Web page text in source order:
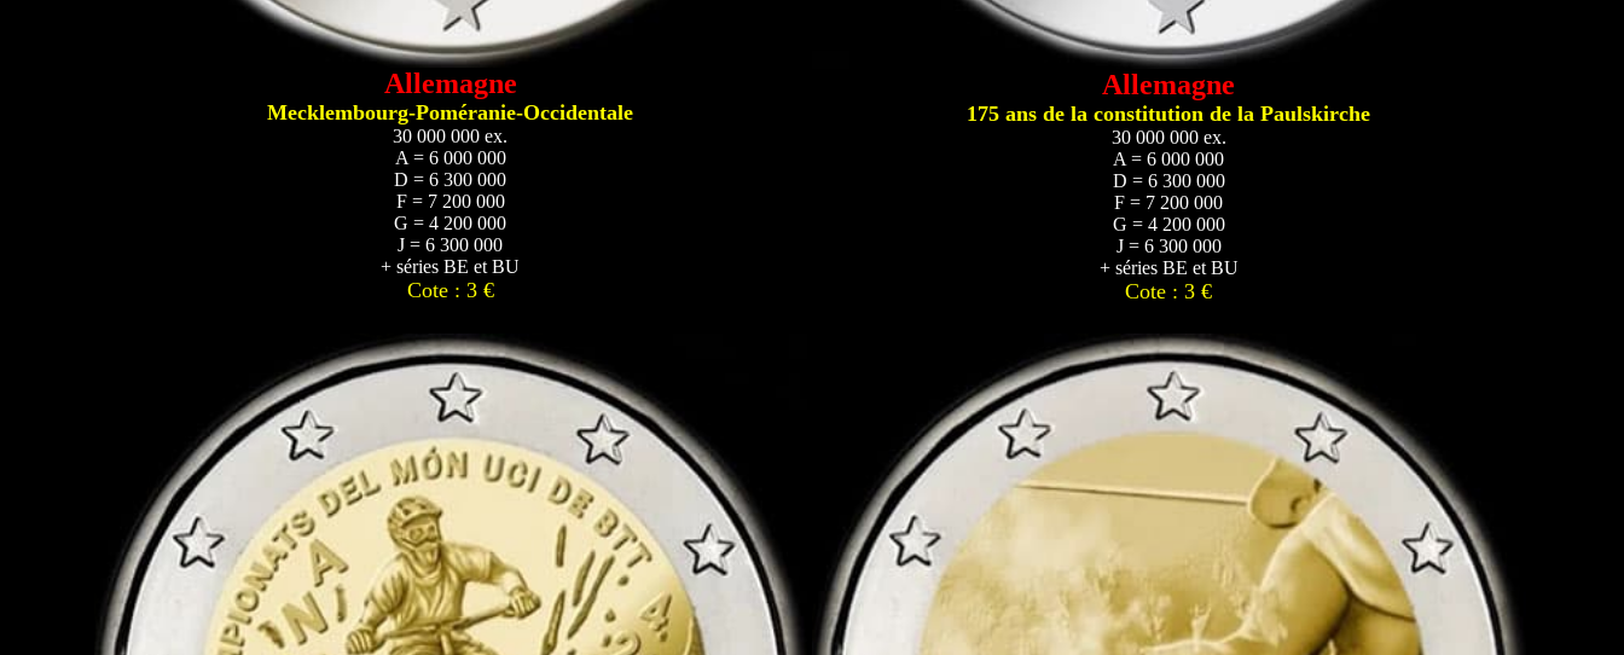
Allemagne
Mecklembourg-Poméranie-Occidentale
30 000 000 ex.
A = 6 000 000
D = 6 300 000
F = 7 200 000
G = 4 200 000
J = 6 300 000
+ séries BE et BU
Cote : 3 €
Allemagne
175 ans de la constitution de la Paulskirche
30 000 000 ex.
A = 6 000 000
D = 6 300 000
F = 7 200 000
G = 4 200 000
J = 6 300 000
+ séries BE et BU
Cote : 3 €